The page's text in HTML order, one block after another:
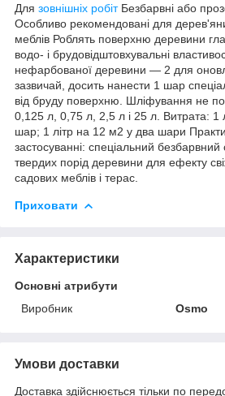
Для зовнішніх робітБезбарвні або
Особливо рекомендовані для
меблів Роблять поверхню деревини
водо- і брудовідштовхувальні
нефарбованої деревини — 2 для
зазвичай, досить нанести 1 шар
від бруду поверхню. Шліфування не
0,125 л, 0,75 л, 2,5 л і 25 л. Витрата: 1
шар; 1 літр на 12 м2 у два шари
застосуванні: спеціальний
твердих порід деревини для ефекту
садових меблів і терас.
Приховати
Характеристики
Основні атрибути
Виробник
Osmo
Умови доставки
Доставка здійснюється тільки по